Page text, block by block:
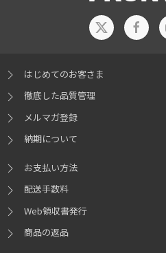
はじめてのお客さま
徹底した品質管理
メルマガ登録
納期について
お支払い方法
配送手数料
Web領収書発行
商品の返品